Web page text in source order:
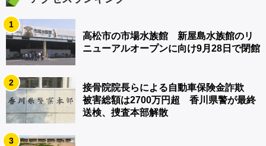
1
高松市の市場水族館 新屋島水族館のリ
ニューアルオープンに向け9月28日で閉館
2
接骨院院長らによる自動車保険金詐欺
被害総額は2700万円超 香川県警が最終
送検、捜査本部解散
3